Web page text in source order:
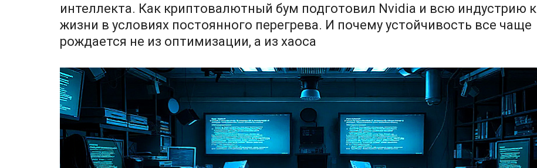
интеллекта. Как криптовалютный бум подготовил Nvidia и всю индустрию к
жизни в условиях постоянного перегрева. И почему устойчивость все чаще
рождается не из оптимизации, а из хаоса